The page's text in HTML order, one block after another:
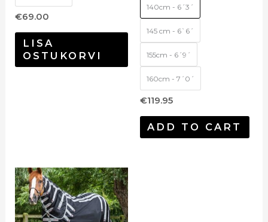
€69.00
LISA
OSTUKORVI
140cm - 6´3´
145 cm - 6`6´
155cm - 6´9´
160cm - 7´0´
€119.95
ADD TO CART
Sellel
tootel
on